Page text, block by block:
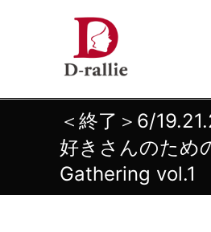
あなたの夢を
＜終了＞6/
好きさんのため
Gathering vol.1